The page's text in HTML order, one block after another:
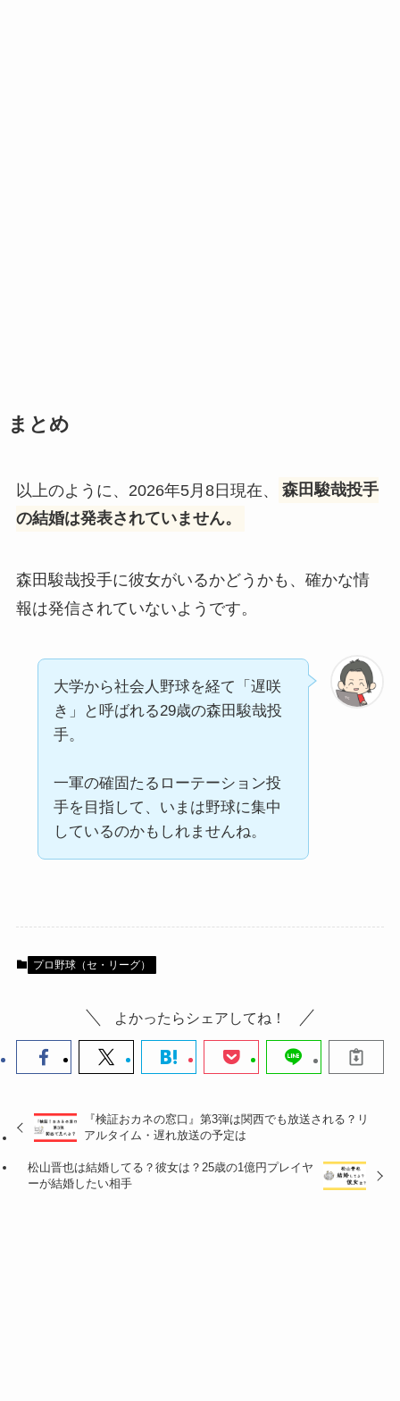
まとめ
以上のように、2026年5月8日現在、
森田駿哉投手
の結婚は発表されていません。
森田駿哉投手に彼女がいるかどうかも、確かな情
報は発信されていないようです。
大学から社会人野球を経て「遅咲
き」と呼ばれる29歳の森田駿哉投
手。
一軍の確固たるローテーション投
手を目指して、いまは野球に集中
しているのかもしれませんね。
プロ野球（セ・リーグ）
よかったらシェアしてね！
『検証おカネの窓口』第3弾は関西でも放送される？リ
アルタイム・遅れ放送の予定は
松山晋也は結婚してる？彼女は？25歳の1億円プレイヤ
ーが結婚したい相手